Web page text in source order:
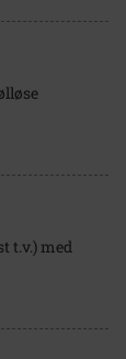
t.v.) med